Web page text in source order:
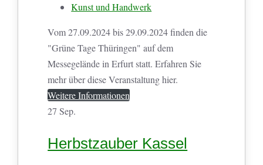
Kunst und Handwerk
Vom 27.09.2024 bis 29.09.2024 finden die
"Grüne Tage Thüringen" auf dem
Messegelände in Erfurt statt. Erfahren Sie
mehr über diese Veranstaltung hier.
Weitere Informationen
27 Sep.
Herbstzauber Kassel